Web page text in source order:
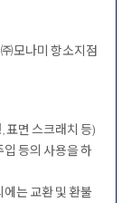
모나미 항소지점
표면 스크래치 등)
등의 사용을 하
는 교환 및 환불